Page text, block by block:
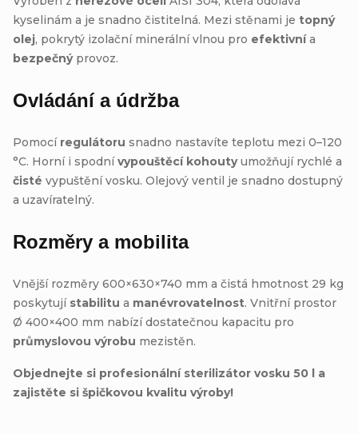
kyselinám a je snadno čistitelná. Mezi stěnami je topný
olej, pokrytý izolační minerální vlnou pro efektivnía
bezpečnýprovoz.
Ovládání a údržba
Pomocí regulátoru snadno nastavíte teplotu mezi 0–120
°C. Horní i spodnívypouštěcí kohoutyumožňují rychlé a
čisté vypuštění vosku. Olejový ventil je snadno dostupný
a uzavíratelný.
Rozměry a mobilita
Vnější rozměry 600×630×740 mm a čistá hmotnost 29 kg
poskytují stabilitu a manévrovatelnost. Vnitřní prostor
Ø 400×400 mm nabízí dostatečnou kapacitu pro
průmyslovou výrobu mezistěn.
Objednejte si profesionální sterilizátor vosku 50 l a
zajistěte si špičkovou kvalitu výroby!